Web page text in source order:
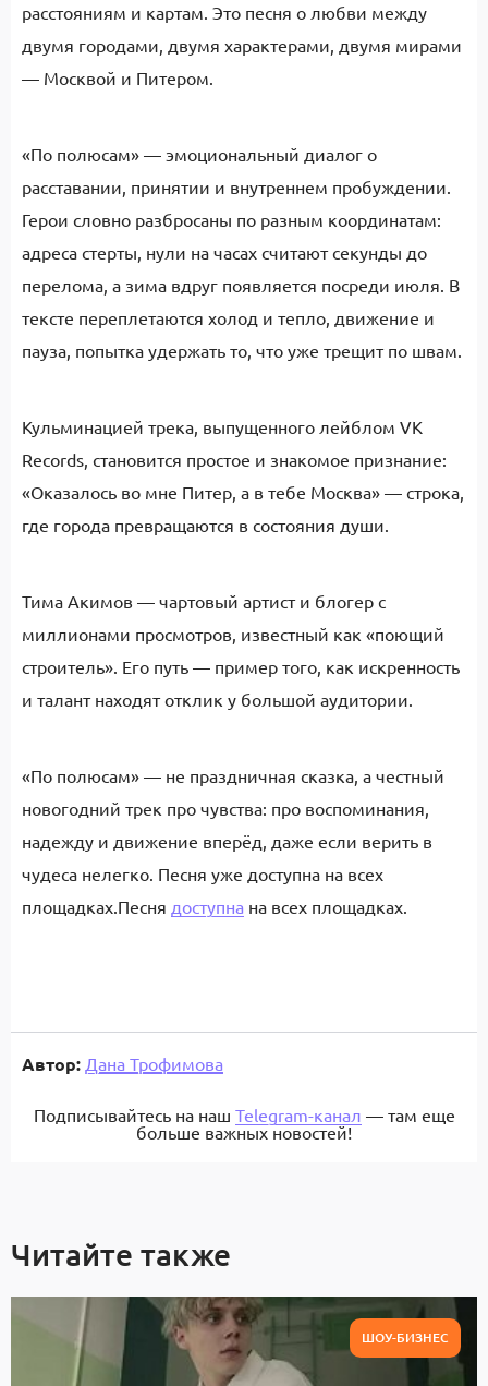
расстояниям и картам. Это песня о любви между
двумя городами, двумя характерами, двумя мирами
— Москвой и Питером.
«По полюсам» — эмоциональный диалог о
расставании, принятии и внутреннем пробуждении.
Герои словно разбросаны по разным координатам:
адреса стерты, нули на часах считают секунды до
перелома, а зима вдруг появляется посреди июля. В
тексте переплетаются холод и тепло, движение и
пауза, попытка удержать то, что уже трещит по швам.
Кульминацией трека, выпущенного лейблом VK
Records, становится простое и знакомое признание:
«Оказалось во мне Питер, а в тебе Москва» — строка,
где города превращаются в состояния души.
Тима Акимов — чартовый артист и блогер с
миллионами просмотров, известный как «поющий
строитель». Его путь — пример того, как искренность
и талант находят отклик у большой аудитории.
«По полюсам» — не праздничная сказка, а честный
новогодний трек про чувства: про воспоминания,
надежду и движение вперёд, даже если верить в
чудеса нелегко. Песня уже доступна на всех
площадках.Песня доступна на всех площадках.
Автор: Дана Трофимова
Подписывайтесь на наш Telegram-канал — там еще
больше важных новостей!
Читайте также
ШОУ-БИЗНЕС